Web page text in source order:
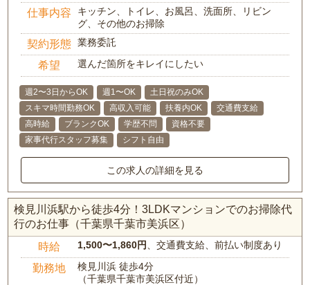
仕事内容
キッチン、トイレ、お風呂、洗面所、リビン
グ、その他のお掃除
契約形態 業務委託
希望 選んだ箇所をキレイにしたい
週2〜3日からOK 週1〜OK
土日祝のみOK
スキマ時間勤務OK
高収入可能 扶養内OK
交通費支給
高時給
ブランクOK 学歴不問
資格不要
家事代行スタッフ募集
シフト自由
この求人の詳細を見る
検見川浜駅から徒歩4分！3LDKマンションでのお掃除代
行のお仕事（千葉県千葉市美浜区）
時給 1,500〜1,860円 、交通費支給、前払い制度あり
勤務地
検見川浜 徒歩4分
（千葉県千葉市美浜区付近）